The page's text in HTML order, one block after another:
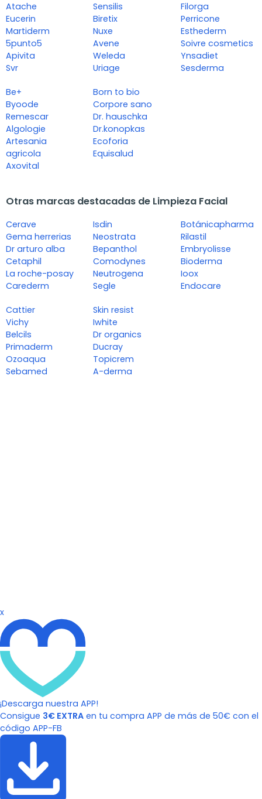
Atache
Eucerin
Martiderm
5punto5
Apivita
Svr
Sensilis
Biretix
Nuxe
Avene
Weleda
Uriage
Filorga
Perricone
Esthederm
Soivre cosmetics
Ynsadiet
Sesderma
Be+
Byoode
Remescar
Algologie
Artesania
agricola
Axovital
Born to bio
Corpore sano
Dr. hauschka
Dr.konopkas
Ecoforia
Equisalud
Otras marcas destacadas de Limpieza Facial
Cerave
Gema herrerias
Dr arturo alba
Cetaphil
La roche-posay
Carederm
Isdin
Neostrata
Bepanthol
Comodynes
Neutrogena
Segle
Botánicapharma
Rilastil
Embryolisse
Bioderma
Ioox
Endocare
Cattier
Vichy
Belcils
Primaderm
Ozoaqua
Sebamed
Skin resist
Iwhite
Dr organics
Ducray
Topicrem
A-derma
x
¡Descarga nuestra APP!
Consigue 3€ EXTRA en tu compra APP de más de 50€ con el
código APP-FB